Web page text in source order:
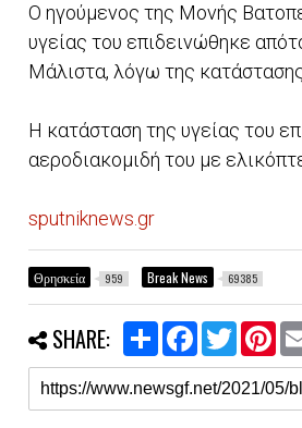
Ο ηγούμενος της Μονής
υγείας του επιδεινώθηκε
Μάλιστα, λόγω της
Η κατάσταση της υγείας του
αεροδιακομιδή του με
sputniknews.gr
Θρησκεία 959 Break News 69385
SHARE:
S
a
r
e
F
c
e
b
o
T
i
t
t
e
P
n
t
e
r